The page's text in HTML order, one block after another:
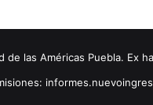
las Américas Puebla. Ex